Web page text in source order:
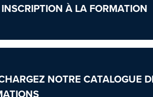
INSCRIPTION À LA FORMATION
NOTRE CATALOGUE